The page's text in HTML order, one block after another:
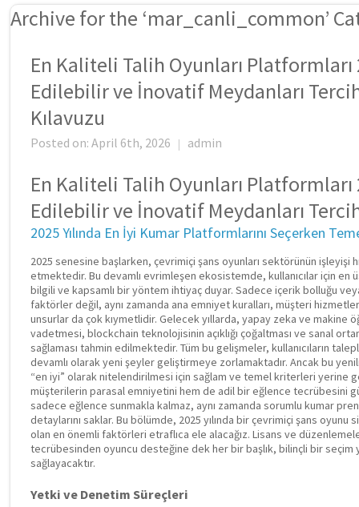
Archive for the ‘mar_canli_common’
En Kaliteli Talih Oyunları
Edilebilir ve İnovatif Meydanları
Kılavuzu
Posted on: April 6th, 2026 | admin
En Kaliteli Talih Oyunları
Edilebilir ve İnovatif Meydanları
2025 Yılında En İyi Kumar Platformlarını Seçerken
2025 senesine başlarken, çevrimiçi şans oyunları sektörünün işleyişi
etmektedir. Bu devamlı evrimleşen ekosistemde, kullanıcılar için
bilgili ve kapsamlı bir yöntem ihtiyaç duyar. Sadece içerik bolluğu
faktörler değil, aynı zamanda ana emniyet kuralları, müşteri
unsurlar da çok kıymetlidir. Gelecek yıllarda, yapay zeka ve makine
vadetmesi, blockchain teknolojisinin açıklığı çoğaltması ve sanal
sağlaması tahmin edilmektedir. Tüm bu gelişmeler, kullanıcıların
devamlı olarak yeni şeyler geliştirmeye zorlamaktadır. Ancak bu
“en iyi” olarak nitelendirilmesi için sağlam ve temel kriterleri yerine
müşterilerin parasal emniyetini hem de adil bir eğlence tecrübesini
sadece eğlence sunmakla kalmaz, aynı zamanda sorumlu kumar
detaylarını saklar. Bu bölümde, 2025 yılında bir çevrimiçi şans oyunu
olan en önemli faktörleri etraflıca ele alacağız. Lisans ve
tecrübesinden oyuncu desteğine dek her bir başlık, bilinçli bir seçim
sağlayacaktır.
Yetki ve Denetim Süreçleri